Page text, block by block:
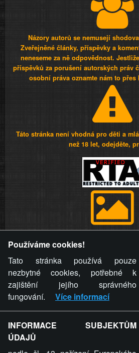
Názory autorů se nemusejí
Zveřejněné články, příspěvky a
neneseme za ně odpovědnost.
příspěvků za porušení autorských práv
osobní práva oznamte nám to
Táto stránka není vhodná pro děti a
než 18 let, odejděte,
videa a komentáře. Osoba, které se toto
stránky týče, ani osoba, která umístila
stránku, nemůže z důvodu odstranění
komentáře pro výše uvedenou
provozovateli stránky žádný nárok na
nemajetkové újmy.
ZVRÁCENÝ.CZ - Svět není
ty lidi...
Používáme cookies!
Tato stránka používá pouze
nezbytné cookies, potřebné k
zajištění jejího správného
fungování.
Více informací
INFORMACE SUBJEKTŮM
ÚDAJŮ